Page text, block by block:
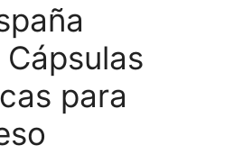
Cápsulas
para